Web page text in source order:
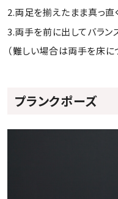
2.両足を揃えたまま真っ直
3.両手を前に出してバラン
（難しい場合は両手を床に
プランクポーズ